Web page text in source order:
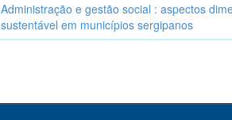
Administração e gestão social : aspectos
sustentável em municípios sergipanos